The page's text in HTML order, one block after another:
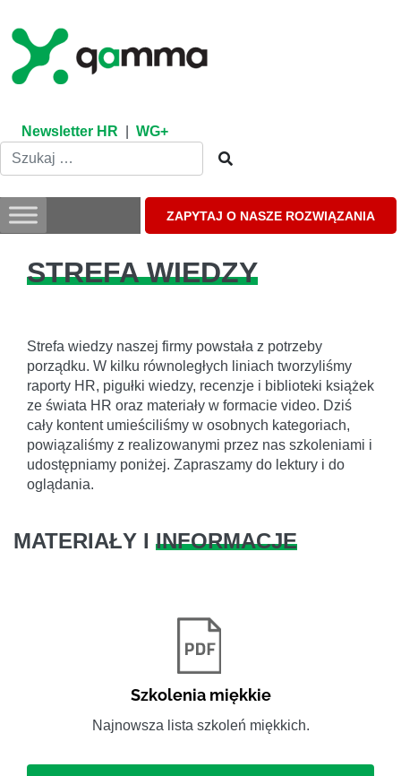
content
Newsletter HR WG+
ZAPYTAJ O NASZE ROZWIĄZANIA
STREFA WIEDZY
Strefa wiedzy naszej firmy powstała z potrzeby
porządku. W kilku równoległych liniach tworzyliśmy
raporty HR, pigułki wiedzy, recenzje i biblioteki książek
ze świata HR oraz materiały w formacie video. Dziś
cały kontent umieściliśmy w osobnych kategoriach,
powiązaliśmy z realizowanymi przez nas szkoleniami i
udostępniamy poniżej. Zapraszamy do lektury i do
oglądania.
MATERIAŁY I INFORMACJE
Szkolenia miękkie
Najnowsza lista szkoleń miękkich.